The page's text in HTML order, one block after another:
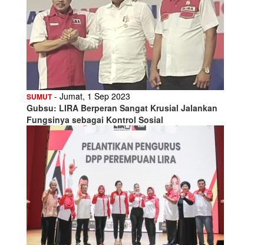
SUMUT- Jumat, 1 Sep 2023
Gubsu: LIRA Berperan Sangat Krusial Jalankan
Fungsinya sebagai Kontrol Sosial